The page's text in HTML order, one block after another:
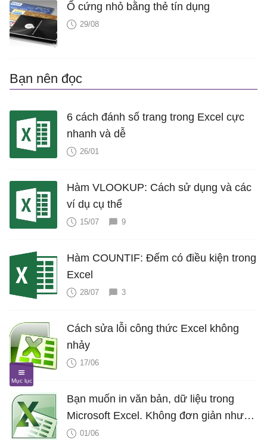
Ổ cứng nhỏ bằng thẻ tín dụng
29/08
Bạn nên đọc
6 cách đánh số trang trong Excel cực
nhanh và dễ
26/01
Hàm VLOOKUP: Cách sử dụng và các
ví dụ cụ thể
15/07 9
Hàm COUNTIF: Đếm có điều kiện trong
Excel
28/07 3
Cách sửa lỗi công thức Excel không
nhảy
17/06
Bạn muốn in văn bản, dữ liệu trong
Microsoft Excel. Không đơn giản như
Word hay PDF đâu nhé! Hãy đọc bài
01/06